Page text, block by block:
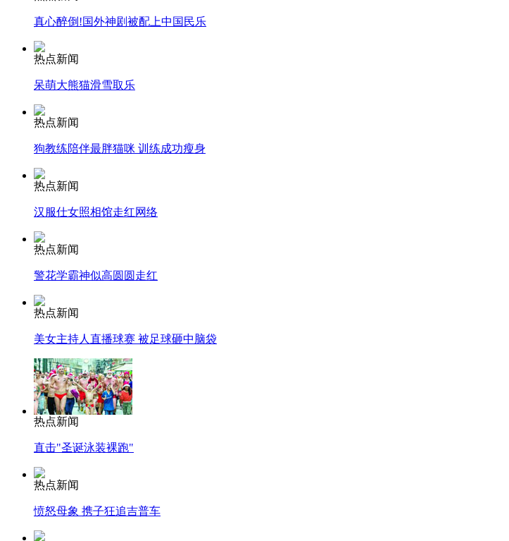
纽约上演“枕头大战”
司机酒驾遇交警 急速倒车逃窜
真心醉倒!国外神剧被配上中国民乐
热点新闻
呆萌大熊猫滑雪取乐
热点新闻
狗教练陪伴最胖猫咪 训练成功瘦身
热点新闻
汉服仕女照相馆走红网络
热点新闻
警花学霸神似高圆圆走红
热点新闻
美女主持人直播球赛 被足球砸中脑袋
热点新闻
直击"圣诞泳装裸跑"
热点新闻
愤怒母象 携子狂追吉普车